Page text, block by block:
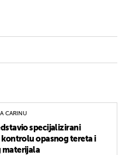
CARINU
specijalizirani
opasnog tereta i
materijala